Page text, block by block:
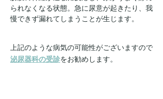
られなくなる状態。急に尿意が起きたり、我
慢できず漏れてしまうことが生じます。
上記のような病気の可能性がございますので
泌尿器科の受診をお勧めします。